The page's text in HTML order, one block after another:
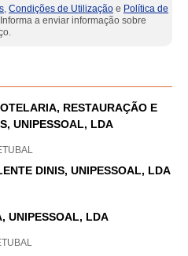
, Condições de Utilização e Política de
a enviar informação sobre
RESTAURAÇÃO E
UNIPESSOAL, LDA
DINIS, UNIPESSOAL, LDA
UNIPESSOAL, LDA